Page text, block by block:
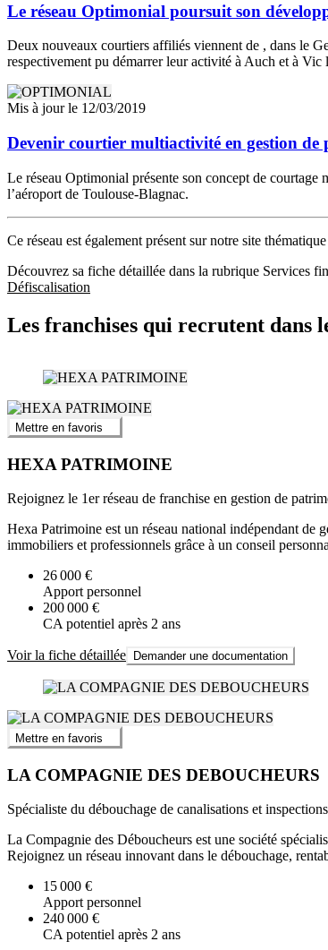
Le réseau Optimonial poursuit son
Deux nouveaux courtiers affiliés viennent de , dans le
respectivement pu démarrer leur activité à Auch et à Vic
Mis à jour le 12/03/2019
Devenir courtier multiactivité en gestion
Le réseau Optimonial présente son concept de
l’aéroport de Toulouse-Blagnac.
Ce réseau est également présent sur notre site
Découvrez sa fiche détaillée dans la rubrique Services
Défiscalisation
Les franchises qui recrutent dans
Mettre en favoris
HEXA PATRIMOINE
Rejoignez le 1er réseau de franchise en gestion de
Hexa Patrimoine est un réseau national indépendant de
immobiliers et professionnels grâce à un conseil
26 000 €
Apport personnel
200 000 €
CA potentiel après 2 ans
Voir la fiche détaillée Demander une documentation
Mettre en favoris
LA COMPAGNIE DES DEBOUCHEURS
Spécialiste du débouchage de canalisations et
La Compagnie des Déboucheurs est une société
Rejoignez un réseau innovant dans le débouchage,
15 000 €
Apport personnel
240 000 €
CA potentiel après 2 ans